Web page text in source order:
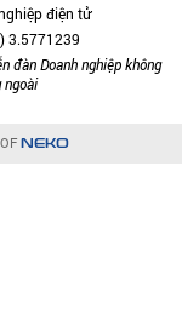
điện tử
3.5771239
đàn Doanh nghiệp không
ngoài
NEKO